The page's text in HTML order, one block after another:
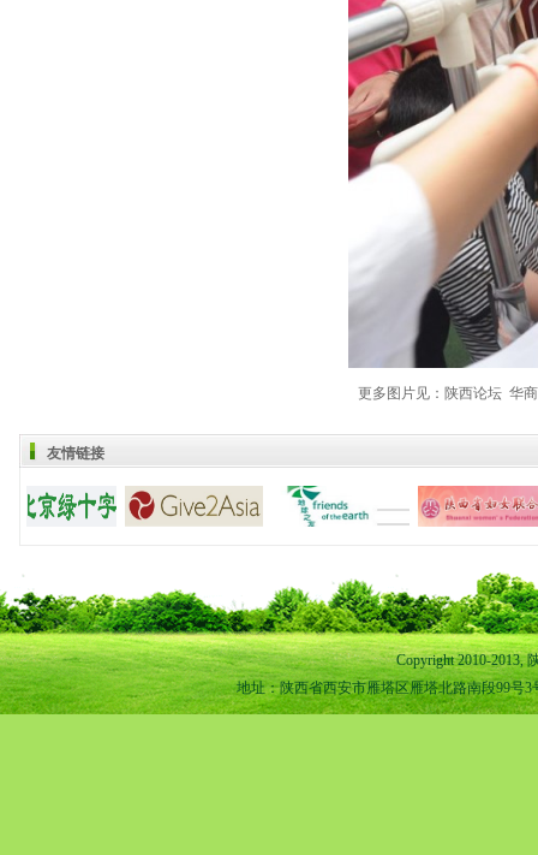
更多图片见： 陕西论坛 华
友情链接
Copyright 2010-2013,
地址：陕西省西安市雁塔区雁塔北路南段99号3